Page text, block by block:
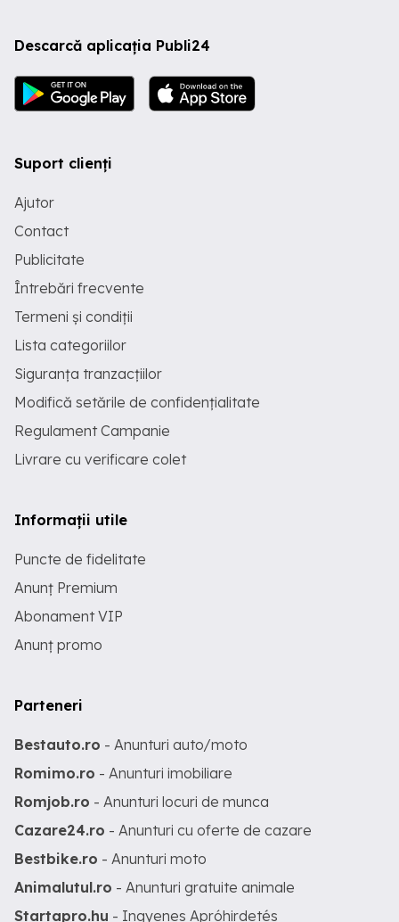
Descarcă aplicația Publi24
Suport clienți
Ajutor
Contact
Publicitate
Întrebări frecvente
Termeni și condiții
Lista categoriilor
Siguranța tranzacțiilor
Modifică setările de confidențialitate
Regulament Campanie
Livrare cu verificare colet
Informații utile
Puncte de fidelitate
Anunț Premium
Abonament VIP
Anunț promo
Parteneri
Bestauto.ro - Anunturi auto/moto
Romimo.ro - Anunturi imobiliare
Romjob.ro - Anunturi locuri de munca
Cazare24.ro - Anunturi cu oferte de cazare
Bestbike.ro - Anunturi moto
Animalutul.ro - Anunturi gratuite animale
Startapro.hu - Ingyenes Apróhirdetés